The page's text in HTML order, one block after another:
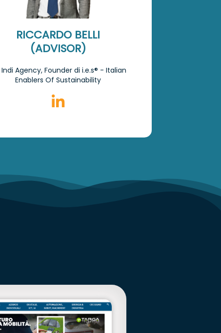
RICCARDO BELLI
(ADVISOR)
Indi Agency, Founder di i.e.s® - Italian
Enablers Of Sustainability